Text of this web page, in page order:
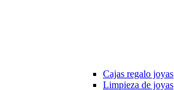
Cajas regalo joyas
Limpieza de joyas